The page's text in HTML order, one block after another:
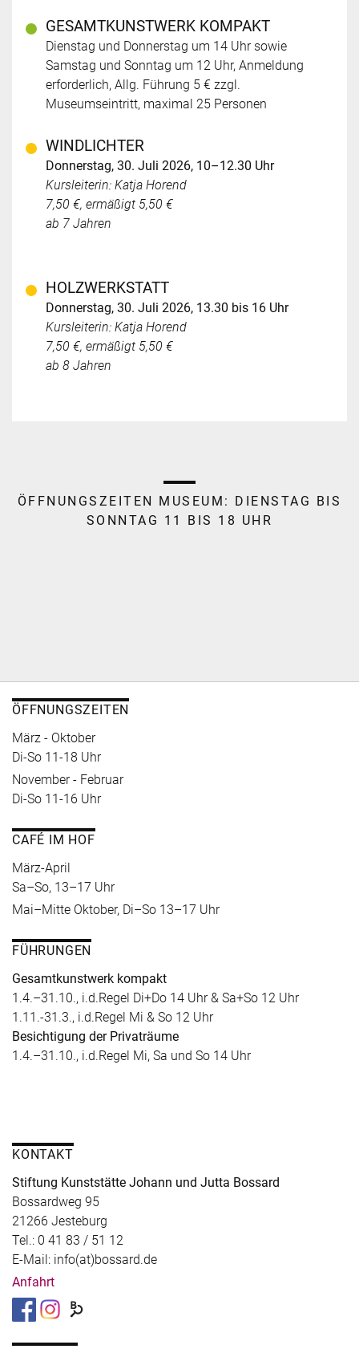
GESAMTKUNSTWERK KOMPAKT
Dienstag und Donnerstag um 14 Uhr sowie
Samstag und Sonntag um 12 Uhr, Anmeldung
erforderlich, Allg. Führung 5 € zzgl.
Museumseintritt, maximal 25 Personen
WINDLICHTER
Donnerstag, 30. Juli 2026, 10–12.30 Uhr
Kursleiterin: Katja Horend
7,50 €, ermäßigt 5,50 €
ab 7 Jahren
HOLZWERKSTATT
Donnerstag, 30. Juli 2026, 13.30 bis 16 Uhr
Kursleiterin: Katja Horend
7,50 €, ermäßigt 5,50 €
ab 8 Jahren
ÖFFNUNGSZEITEN MUSEUM: DIENSTAG BIS
SONNTAG 11 BIS 18 UHR
ÖFFNUNGSZEITEN
März - Oktober
Di-So 11-18 Uhr
November - Februar
Di-So 11-16 Uhr
CAFÉ IM HOF
März-April
Sa–So, 13–17 Uhr
Mai–Mitte Oktober, Di–So 13–17 Uhr
FÜHRUNGEN
Gesamtkunstwerk kompakt
1.4.–31.10., i.d.Regel Di+Do 14 Uhr & Sa+So 12 Uhr
1.11.-31.3., i.d.Regel Mi & So 12 Uhr
Besichtigung der Privaträume
1.4.–31.10., i.d.Regel Mi, Sa und So 14 Uhr
KONTAKT
Stiftung Kunststätte Johann und Jutta Bossard
Bossardweg 95
21266 Jesteburg
Tel.: 0 41 83 / 51 12
E-Mail: info(at)bossard.de
Anfahrt